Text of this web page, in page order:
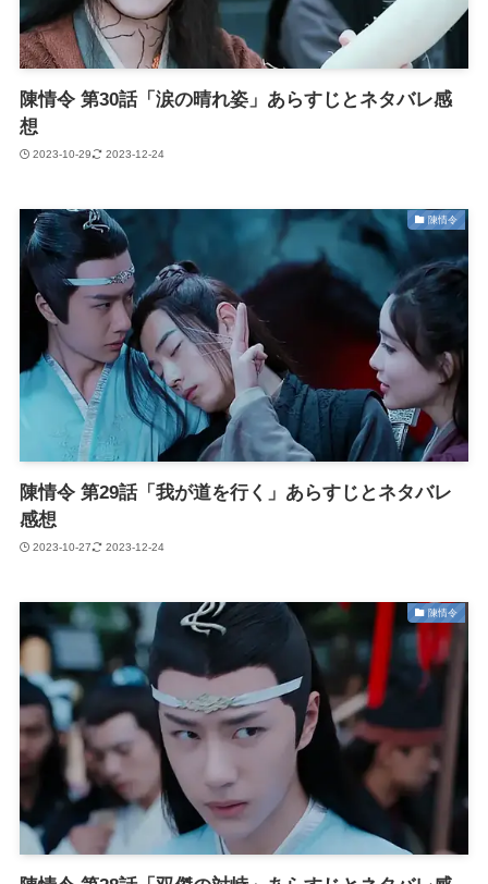
陳情令 第30話「涙の晴れ姿」あらすじとネタバレ感
想
2023-10-29 2023-12-24
陳情令
陳情令 第29話「我が道を行く」あらすじとネタバレ
感想
2023-10-27 2023-12-24
陳情令